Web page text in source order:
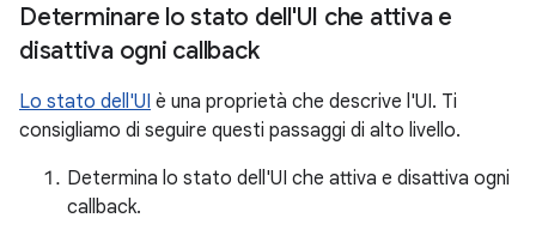
Determinare lo stato dell'UI che attiva e
disattiva ogni callback
Lo stato dell'UI è una proprietà che descrive l'UI. Ti
consigliamo di seguire questi passaggi di alto livello.
Determina lo stato dell'UI che attiva e disattiva ogni
callback.